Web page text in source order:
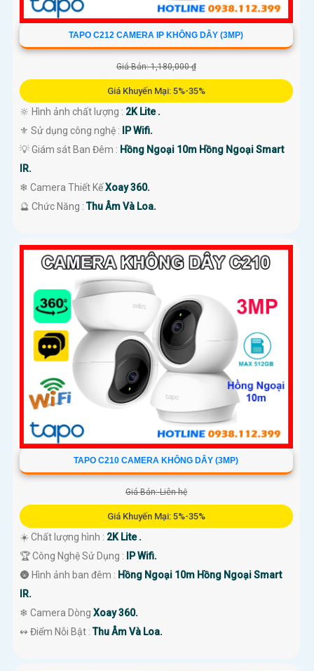
TAPO C212 CAMERA IP KHÔNG DÂY (3MP)
Giá Bán: 1,180,000 ₫
Giá Khuyến Mại: 5%-35%
🔆 Hình ảnh chất lượng : 2K Lite .
⚜️ Sử dụng công nghệ : IP Wifi.
💡 Giám sát Ban Đêm : Hồng Ngoại 10m Hồng Ngoại Smart
IR.
❄ Camera Thiết KếXoay 360.
️🔮 Chức Năng :Thu Âm Và Loa.
TAPO C210 CAMERA KHÔNG DÂY (3MP)
Giá Bán: Liên hệ
Giá Khuyến Mại: 5%-35%
☀️ Chất lượng hình : 2K Lite .
🏆 Công Nghệ Sử Dụng : IP Wifi.
🌚 Hình ảnh ban đêm : Hồng Ngoại 10m Hồng Ngoại Smart
IR.
❄ Camera Dòng Xoay 360.
️↭ Điểm Nỗi Bật :Thu Âm Và Loa.